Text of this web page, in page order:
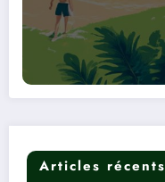
Articles récents